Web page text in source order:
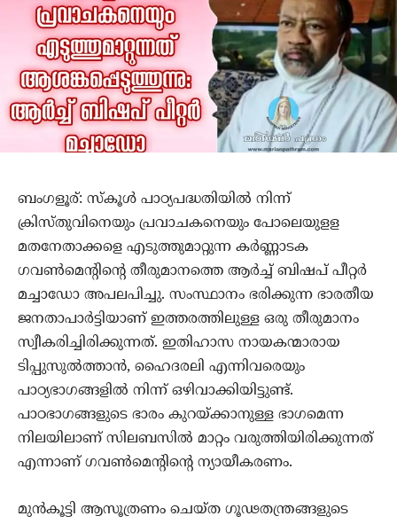
ബംഗളൂര്: സ്‌കൂള്‍ പാഠ്യപദ്ധതിയില്‍ നിന്ന്
ക്രിസ്തുവിനെയും പ്രവാചകനെയും പോലെയുളള
മതനേതാക്കളെ എടുത്തുമാറ്റുന്ന കര്‍ണ്ണാടക
ഗവണ്‍മെന്റിന്റെ തീരുമാനത്തെ ആര്‍ച്ച് ബിഷപ് പീറ്റര്‍
മച്ചാഡോ അപലപിച്ചു. സംസ്ഥാനം ഭരിക്കുന്ന ഭാരതീയ
ജനതാപാര്‍ട്ടിയാണ് ഇത്തരത്തിലുള്ള ഒരു തീരുമാനം
സ്വീകരിച്ചിരിക്കുന്നത്. ഇതിഹാസ നായകന്മാരായ
ടിപ്പുസുല്‍ത്താന്‍, ഹൈദരലി എന്നിവരെയും
പാഠ്യഭാഗങ്ങളില്‍ നിന്ന് ഒഴിവാക്കിയിട്ടുണ്ട്.
പാഠഭാഗങ്ങളുടെ ഭാരം കുറയ്ക്കാനുള്ള ഭാഗമെന്ന
നിലയിലാണ് സിലബസില്‍ മാറ്റം വരുത്തിയിരിക്കുന്നത്
എന്നാണ് ഗവണ്‍മെന്റിന്റെ ന്യായീകരണം.
മുന്‍കൂട്ടി ആസൂത്രണം ചെയ്ത ഗൂഢതന്ത്രങ്ങളുടെ